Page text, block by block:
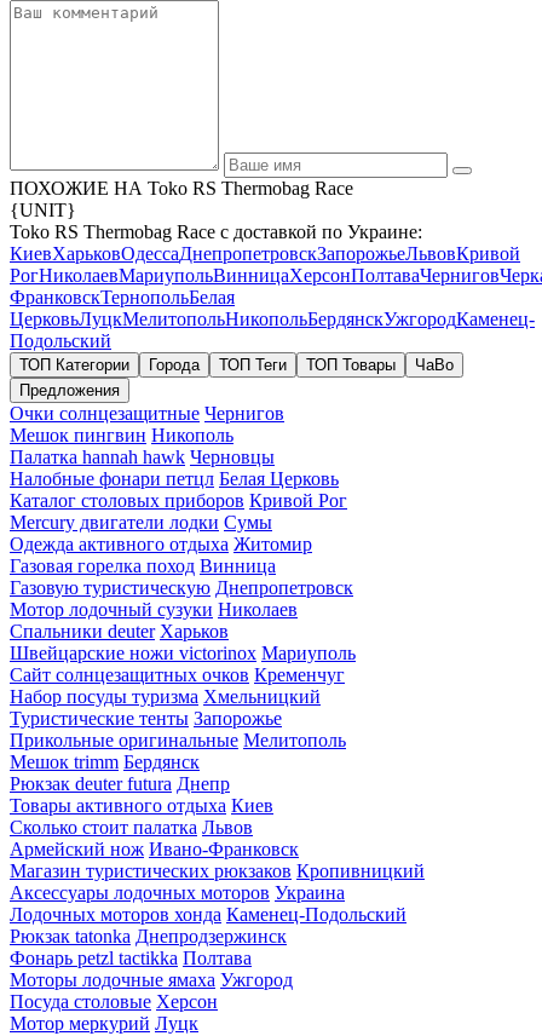
ПОХОЖИЕ НА Toko RS Thermobag Race
{UNIT}
Toko RS Thermobag Race с доставкой по Украине:
КиевХарьковОдессаДнепропетровскЗапорожьеЛьвовКривой
РогНиколаевМариупольВинницаХерсонПолтаваЧернигов
ФранковскТернопольБелая
ЦерковьЛуцкМелитопольНикопольБердянскУжгородКаменец-
Подольский
ТОП Категории Города ТОП Теги ТОП Товары
ЧаВо
Предложения
Очки солнцезащитные Чернигов
Мешок пингвин Никополь
Палатка hannah hawk Черновцы
Налобные фонари петцл Белая Церковь
Каталог столовых приборов Кривой Рог
Mercury двигатели лодки Сумы
Одежда активного отдыха Житомир
Газовая горелка поход Винница
Газовую туристическую Днепропетровск
Мотор лодочный сузуки Николаев
Спальники deuter Харьков
Швейцарские ножи victorinox Мариуполь
Сайт солнцезащитных очков Кременчуг
Набор посуды туризма Хмельницкий
Туристические тенты Запорожье
Прикольные оригинальные Мелитополь
Мешок trimm Бердянск
Рюкзак deuter futura Днепр
Товары активного отдыха Киев
Сколько стоит палатка Львов
Армейский нож Ивано-Франковск
Магазин туристических рюкзаков Кропивницкий
Аксессуары лодочных моторов Украина
Лодочных моторов хонда Каменец-Подольский
Рюкзак tatonka Днепродзержинск
Фонарь petzl tactikka Полтава
Моторы лодочные ямаха Ужгород
Посуда столовые Херсон
Мотор меркурий Луцк